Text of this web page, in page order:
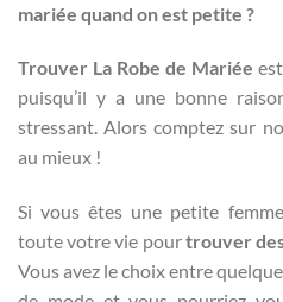
mariée quand on est petite ?
Trouver La Robe de Mariée
puisqu’il y a une bonne
stressant. Alors comptez sur
au mieux !
Si vous êtes une petite
toute votre vie pourtrouver
Vous avez le choix entre